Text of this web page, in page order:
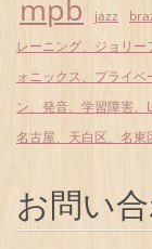
mpb jazz
レーニング、ジョリー
ォニックス、プライ
ン、発音、学習障害、
名古屋、天白区、名東
お問い